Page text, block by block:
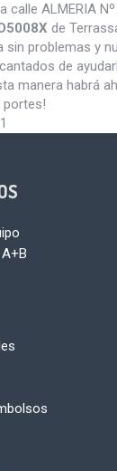
calle ALMERIA
de
sin problemas y
de
manera habrá
portes!